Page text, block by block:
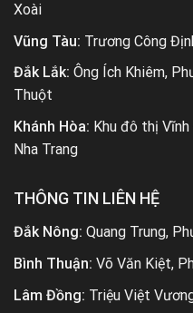
Xoài
Vũng Tàu: Trương Công
Đắk Lắk: Ông Ích Khiêm,
Thuột
Khánh Hòa: Khu đô thị
Nha Trang
THÔNG TIN LIÊN HỆ
Đắk Nông: Quang Trung,
Bình Thuận: Võ Văn Kiệt,
Lâm Đồng: Triệu Việt